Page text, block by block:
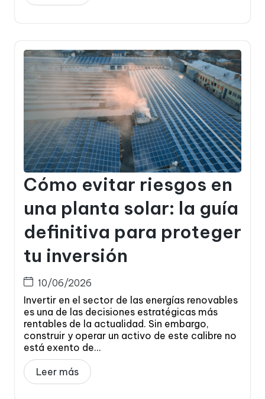
Cómo evitar riesgos en
una planta solar: la guía
definitiva para proteger
tu inversión
10/06/2026
Invertir en el sector de las energías renovables
es una de las decisiones estratégicas más
rentables de la actualidad. Sin embargo,
construir y operar un activo de este calibre no
está exento de...
Leer más